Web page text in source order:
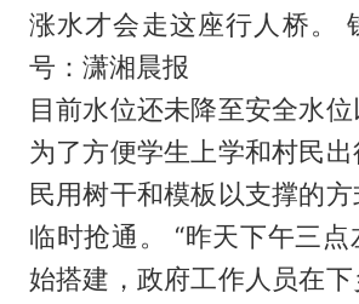
涨水才会走这座行人桥。
号：潇湘晨报
目前水位还未降至安全水
为了方便学生上学和村民
民用树干和模板以支撑的
临时抢通。 “昨天下午三
始搭建，政府工作人员在